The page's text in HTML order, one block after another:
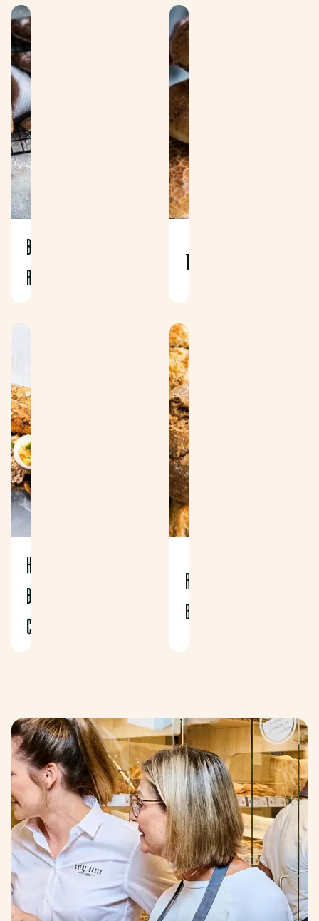
BRUIN
RUITBROODJE
TIJGERBROODJE
HALVE
BAGUETTE
CROUSTIFIT
RUSTICO
BRUIN